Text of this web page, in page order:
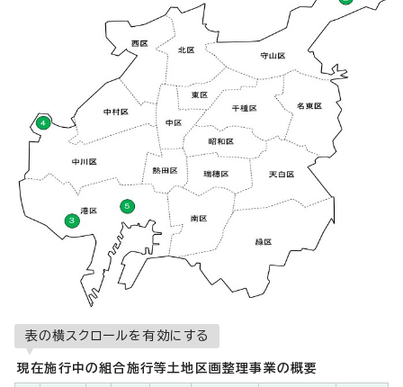
表の横スクロールを有効にする
現在施行中の組合施行等土地区画整理事業の概要